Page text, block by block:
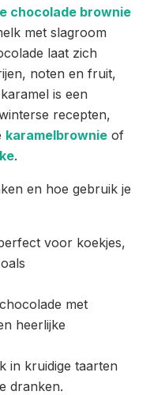
chocolade brownie
met slagroom
laat zich
noten en fruit,
is een
recepten,
karamelbrownie of
.
en hoe gebruik je
voor koekjes,
met
heerlijke
in kruidige taarten
dranken.